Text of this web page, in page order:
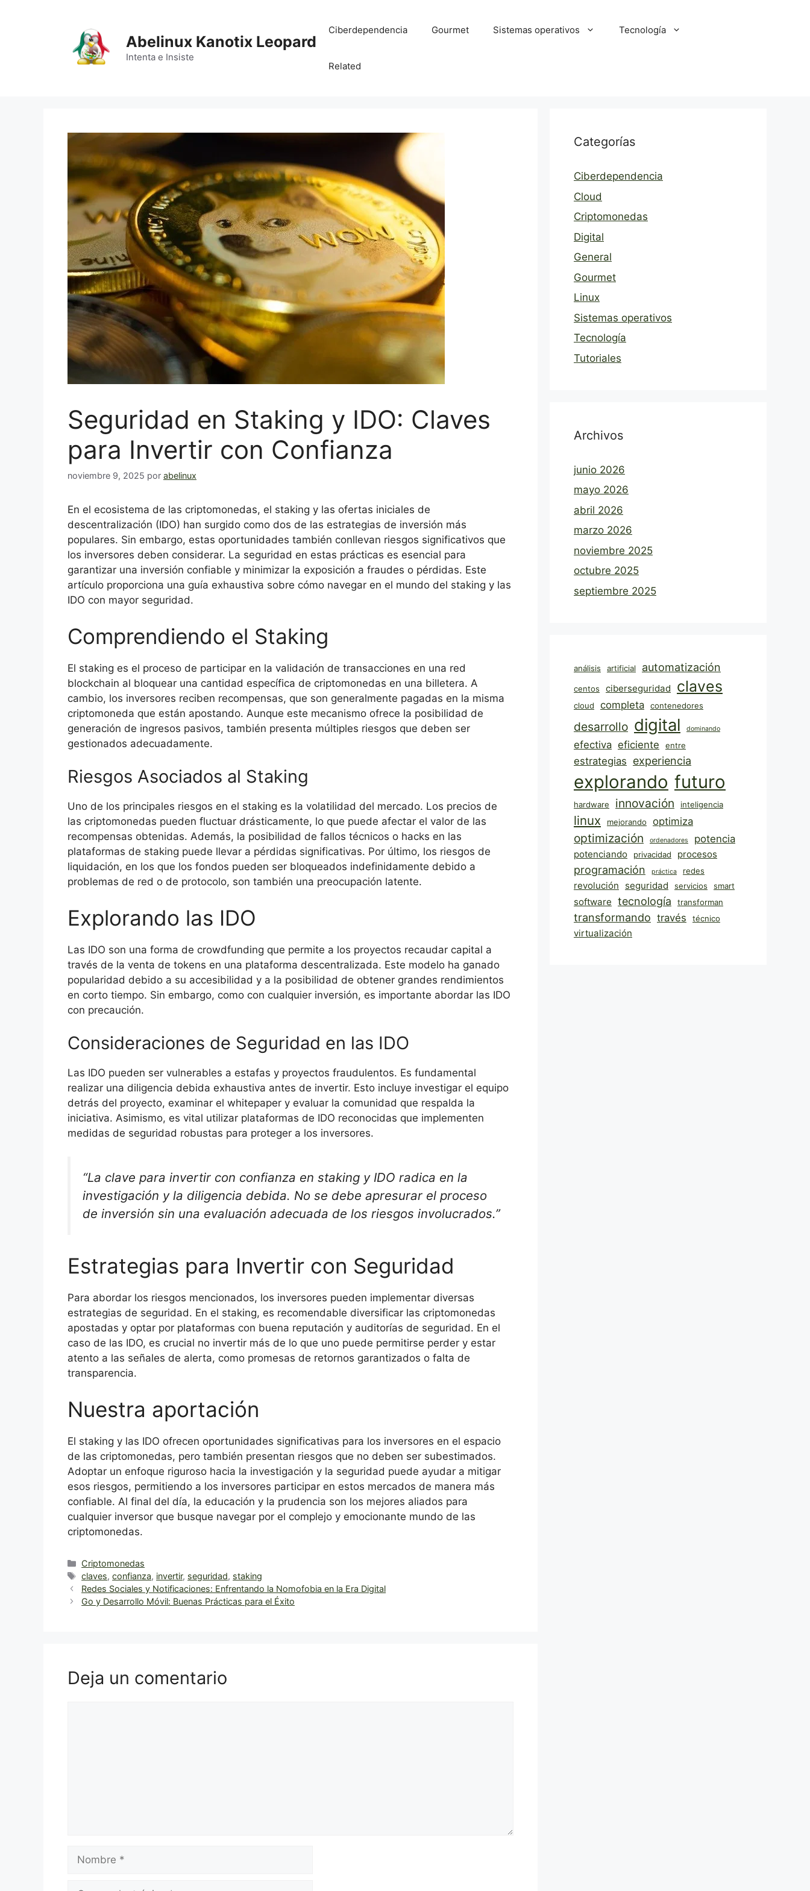
Abelinux Kanotix Leopard
Intenta e Insiste
Ciberdependencia Gourmet Sistemas operativos Tecnología
Related
Seguridad en Staking y IDO: Claves
para Invertir con Confianza
noviembre 9, 2025 por abelinux
En el ecosistema de las criptomonedas, el staking y las ofertas iniciales de
descentralización (IDO) han surgido como dos de las estrategias de inversión más
populares. Sin embargo, estas oportunidades también conllevan riesgos significativos que
los inversores deben considerar. La seguridad en estas prácticas es esencial para
garantizar una inversión confiable y minimizar la exposición a fraudes o pérdidas. Este
artículo proporciona una guía exhaustiva sobre cómo navegar en el mundo del staking y las
IDO con mayor seguridad.
Comprendiendo el Staking
El staking es el proceso de participar en la validación de transacciones en una red
blockchain al bloquear una cantidad específica de criptomonedas en una billetera. A
cambio, los inversores reciben recompensas, que son generalmente pagadas en la misma
criptomoneda que están apostando. Aunque este mecanismo ofrece la posibilidad de
generación de ingresos pasivos, también presenta múltiples riesgos que deben ser
gestionados adecuadamente.
Riesgos Asociados al Staking
Uno de los principales riesgos en el staking es la volatilidad del mercado. Los precios de
las criptomonedas pueden fluctuar drásticamente, lo que puede afectar el valor de las
recompensas obtenidas. Además, la posibilidad de fallos técnicos o hacks en las
plataformas de staking puede llevar a pérdidas significativas. Por último, los riesgos de
liquidación, en los que los fondos pueden ser bloqueados indefinidamente debido a
problemas de red o de protocolo, son también una preocupación latente.
Explorando las IDO
Las IDO son una forma de crowdfunding que permite a los proyectos recaudar capital a
través de la venta de tokens en una plataforma descentralizada. Este modelo ha ganado
popularidad debido a su accesibilidad y a la posibilidad de obtener grandes rendimientos
en corto tiempo. Sin embargo, como con cualquier inversión, es importante abordar las IDO
con precaución.
Consideraciones de Seguridad en las IDO
Las IDO pueden ser vulnerables a estafas y proyectos fraudulentos. Es fundamental
realizar una diligencia debida exhaustiva antes de invertir. Esto incluye investigar el equipo
detrás del proyecto, examinar el whitepaper y evaluar la comunidad que respalda la
iniciativa. Asimismo, es vital utilizar plataformas de IDO reconocidas que implementen
medidas de seguridad robustas para proteger a los inversores.
“La clave para invertir con confianza en staking y IDO radica en la
investigación y la diligencia debida. No se debe apresurar el proceso
de inversión sin una evaluación adecuada de los riesgos involucrados.”
Estrategias para Invertir con Seguridad
Para abordar los riesgos mencionados, los inversores pueden implementar diversas
estrategias de seguridad. En el staking, es recomendable diversificar las criptomonedas
apostadas y optar por plataformas con buena reputación y auditorías de seguridad. En el
caso de las IDO, es crucial no invertir más de lo que uno puede permitirse perder y estar
atento a las señales de alerta, como promesas de retornos garantizados o falta de
transparencia.
Nuestra aportación
El staking y las IDO ofrecen oportunidades significativas para los inversores en el espacio
de las criptomonedas, pero también presentan riesgos que no deben ser subestimados.
Adoptar un enfoque riguroso hacia la investigación y la seguridad puede ayudar a mitigar
esos riesgos, permitiendo a los inversores participar en estos mercados de manera más
confiable. Al final del día, la educación y la prudencia son los mejores aliados para
cualquier inversor que busque navegar por el complejo y emocionante mundo de las
criptomonedas.
Categorías
Criptomonedas
Etiquetas
claves,confianza, invertir, seguridad, staking
Redes Sociales y Notificaciones: Enfrentando la Nomofobia en la Era Digital
Go y Desarrollo Móvil: Buenas Prácticas para el Éxito
Deja un comentario
Categorías
Ciberdependencia
Cloud
Criptomonedas
Digital
General
Gourmet
Linux
Sistemas operativos
Tecnología
Tutoriales
Archivos
junio 2026
mayo 2026
abril 2026
marzo 2026
noviembre 2025
octubre 2025
septiembre 2025
análisis artificial automatización
centos ciberseguridad claves
cloud completa contenedores
desarrollo digital dominando
efectiva eficiente entre
estrategias experiencia
explorando futuro
hardware innovación inteligencia
linux mejorando optimiza
optimización ordenadores potencia
potenciando privacidad procesos
programación práctica redes
revolución seguridad servicios smart
software tecnología transforman
transformando través técnico
virtualización